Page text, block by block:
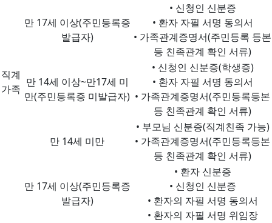
직계
가족
만 17세 이상(주민등록증
발급자)
• 신청인 신분증
• 환자 자필 서명 동의서
• 가족관계증명서(주민등록 등본
등 친족관계 확인 서류)
만 14세 이상~만17세 미
만(주민등록증 미발급자)
• 신청인 신분증(학생증)
• 환자 자필 서명 동의서
• 가족관계증명서(주민등록등본
등 친족관계 확인 서류)
만 14세 미만
• 부모님 신분증(직계친족 가능)
• 가족관계증명서(주민등록등본
등 친족관계 확인 서류)
만 17세 이상(주민등록증
발급자)
• 환자 신분증
• 신청인 신분증
• 환자의 자필 서명 동의서
• 환자의 자필 서명 위임장